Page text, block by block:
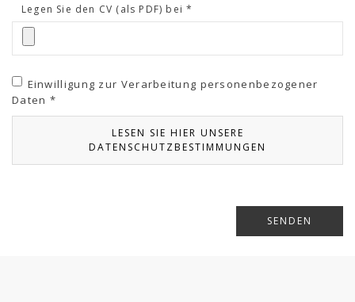
Legen Sie den CV (als PDF) bei *
Einwilligung zur Verarbeitung personenbezogener
Daten *
LESEN SIE HIER UNSERE
DATENSCHUTZBESTIMMUNGEN
SENDEN